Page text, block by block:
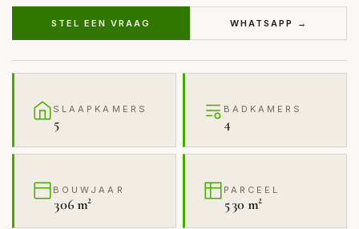
STEL EEN VRAAG WHATSAPP →
SLAAPKAMERS
5
BADKAMERS
4
BOUWJAAR
306 m²
PARCEEL
530 m²